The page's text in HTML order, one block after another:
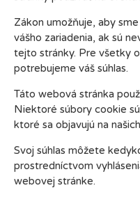
Zákon umožňuje, aby
vášho zariadenia, ak sú
tejto stránky. Pre všetky
potrebujeme váš súhlas.
Táto webová stránka
Niektoré súbory cookie
ktoré sa objavujú na
Svoj súhlas môžete
prostredníctvom
webovej stránke.